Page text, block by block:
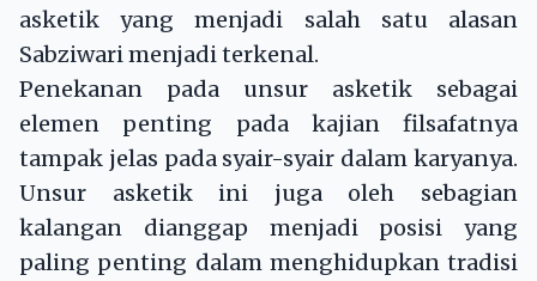
asketik yang menjadi salah satu alasan
Sabziwari menjadi terkenal.
Penekanan pada unsur asketik sebagai
elemen penting pada kajian filsafatnya
tampak jelas pada syair-syair dalam karyanya.
Unsur asketik ini juga oleh sebagian
kalangan dianggap menjadi posisi yang
paling penting dalam menghidupkan tradisi